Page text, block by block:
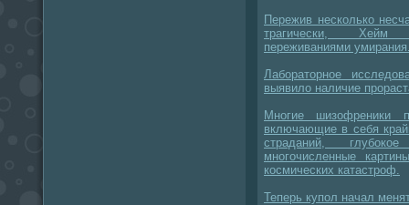
Пережив несколько
трагически, Хейм
переживаниями
Лабораторное
выявило наличие
Многие шизофреники
включающие в себя
страданий,
многочисленные
космических катастроф.
Теперь купол начал